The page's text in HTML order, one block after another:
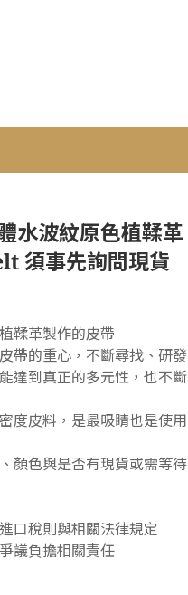
水波紋原色植鞣革
須事先詢問現貨
鞣革製作的皮帶
帶的重心，不斷尋找、研發
達到真正的多元性，也不斷
度皮料，是最吸睛也是使用
顏色與是否有現貨或需等待
口稅則與相關法律規定
議負擔相關責任